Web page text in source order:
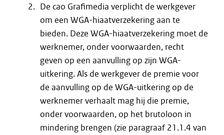
De cao Grafimedia verplicht de werkgever
om een WGA-hiaatverzekering aan te
bieden. Deze WGA-hiaatverzekering moet de
werknemer, onder voorwaarden, recht
geven op een aanvulling op zijn WGA-
uitkering. Als de werkgever de premie voor
de aanvulling op de WGA-uitkering op de
werknemer verhaalt mag hij die premie,
onder voorwaarden, op het brutoloon in
mindering brengen (zie paragraaf 21.1.4 van